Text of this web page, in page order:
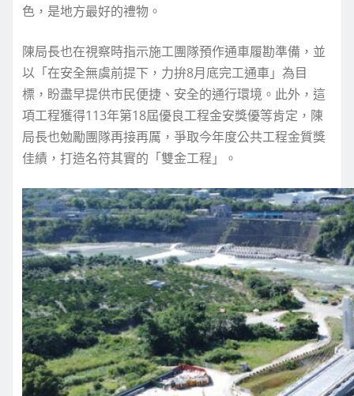
色，是地方最好的禮物。
陳局長也在視察時指示施工團隊預作通車履勘準備，並
以「在安全無虞前提下，力拚8月底完工通車」為目
標，盼盡早提供市民便捷、安全的通行環境。此外，這
項工程獲得113年第18屆優良工程金安獎優等肯定，陳
局長也勉勵團隊再接再厲，爭取今年度公共工程金質獎
佳績，打造名符其實的「雙金工程」。